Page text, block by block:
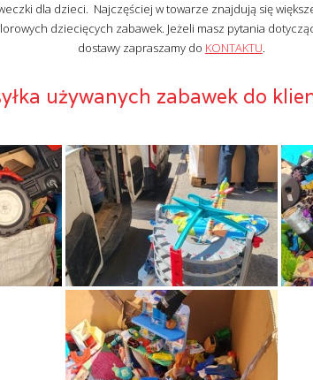
dla dzieci. Najczęściej w towarze znajdują się
dziecięcych zabawek. Jeżeli masz pytania
dostawy zapraszamy do KONTAKTU.
używanych zabawek do